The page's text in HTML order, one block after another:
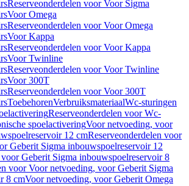
Reserveonderdelen voor Voor Sigma
Voor Omega
Reserveonderdelen voor Voor Omega
Voor Kappa
Reserveonderdelen voor Voor Kappa
Voor Twinline
Reserveonderdelen voor Voor Twinline
Voor 300T
Reserveonderdelen voor Voor 300T
ToebehorenVerbruiksmateriaalWc-sturingen
Reserveonderdelen voor Wc-
spoelactiveringVoor netvoeding, voor
12 cmReserveonderdelen voor
Geberit Sigma inbouwspoelreservoir 12
Geberit Sigma inbouwspoelreservoir 8
voor Voor netvoeding, voor Geberit Sigma
8 cmVoor netvoeding, voor Geberit Omega